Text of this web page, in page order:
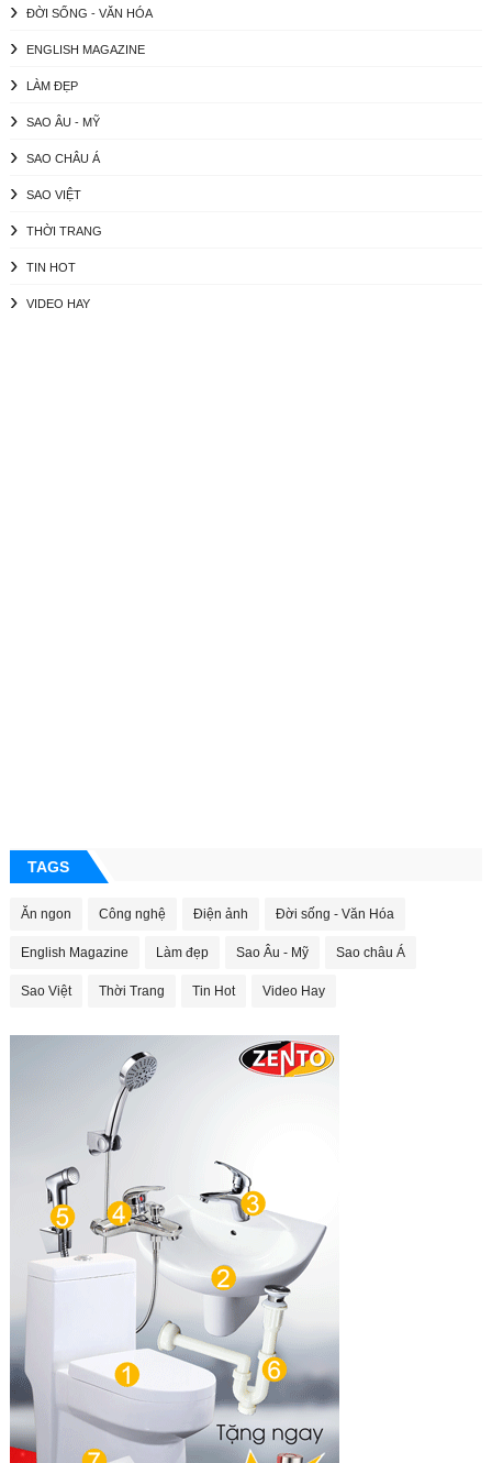
ĐỜI SỐNG - VĂN HÓA
ENGLISH MAGAZINE
LÀM ĐẸP
SAO ÂU - MỸ
SAO CHÂU Á
SAO VIỆT
THỜI TRANG
TIN HOT
VIDEO HAY
TAGS
Ăn ngon Công nghệ Điện ảnh Đời sống - Văn Hóa
English Magazine Làm đẹp Sao Âu - Mỹ Sao châu Á
Sao Việt Thời Trang Tin Hot Video Hay